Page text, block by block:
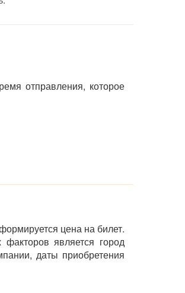
отправления, которое
цена на билет.
является город
даты приобретения